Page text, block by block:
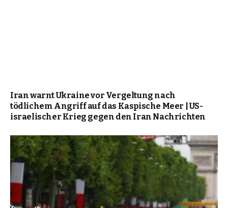
Iran warnt Ukraine vor Vergeltung nach
tödlichem Angriff auf das Kaspische Meer | US-
israelischer Krieg gegen den Iran Nachrichten